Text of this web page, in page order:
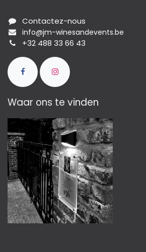
Contactez-nous
info@jm-winesandevents.be
+32 488 33 66 43
Waar ons te vinden